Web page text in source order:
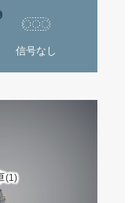
信号なし
(1)